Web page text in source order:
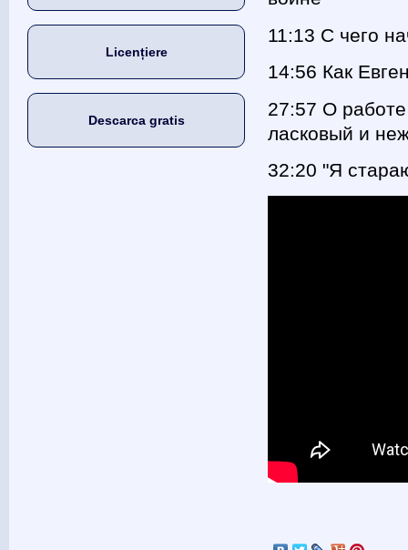
Licențiere
Descarca gratis
11:13 С чего
14:56 Как
27:57 О
ласковый и
32:20 "Я